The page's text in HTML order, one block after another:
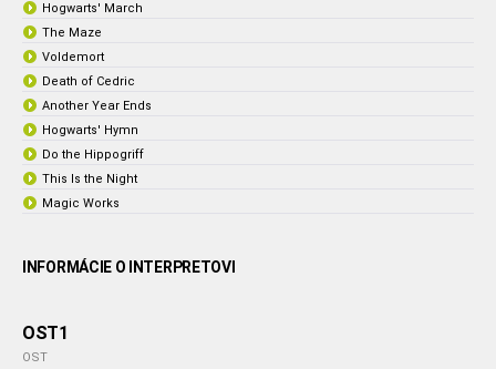
Hogwarts' March
The Maze
Voldemort
Death of Cedric
Another Year Ends
Hogwarts' Hymn
Do the Hippogriff
This Is the Night
Magic Works
INFORMÁCIE O INTERPRETOVI
OST1
OST